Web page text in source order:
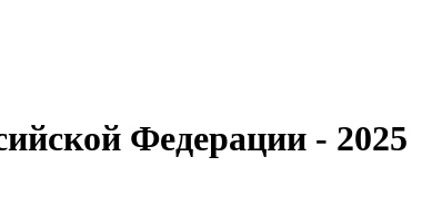
Федерации - 2025